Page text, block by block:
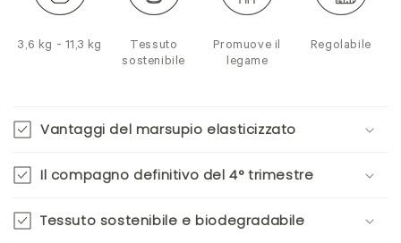
3,6 kg - 11,3 kg
Tessuto
sostenibile
Promuove il
legame
Regolabile
Vantaggi del marsupio elasticizzato
Il compagno definitivo del 4° trimestre
Tessuto sostenibile e biodegradabile